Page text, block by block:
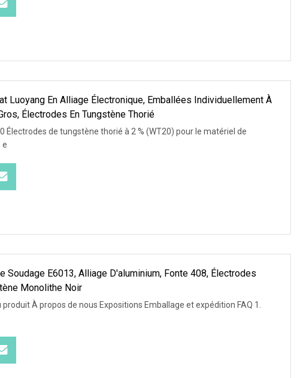
Luoyang En Alliage Électronique, Emballées Individuellement À
Électrodes En Tungstène Thorié
Électrodes de tungstène thorié à 2 % (WT20) pour le matériel de
e
Soudage E6013, Alliage D'aluminium, Fonte 408, Électrodes
Monolithe Noir
À propos de nous Expositions Emballage et expédition FAQ 1.